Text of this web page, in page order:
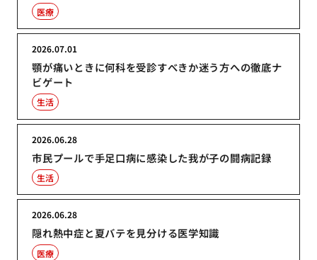
医療
顎が痛いときに何科を受診すべきか迷う方への徹底ナ
ビゲート
2026.07.01
生活
市民プールで手足口病に感染した我が子の闘病記録
2026.06.28
生活
隠れ熱中症と夏バテを見分ける医学知識
2026.06.28
医療